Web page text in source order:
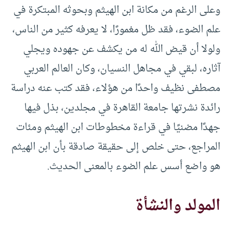
وعلى الرغم من مكانة ابن الهيثم وبحوثه المبتكرة في
علم الضوء، فقد ظل مغمورًا، لا يعرفه كثير من الناس،
ولولا أن قيض الله له من يكشف عن جهوده ويجلي
آثاره، لبقي في مجاهل النسيان، وكان العالم العربي
مصطفى نظيف واحدًا من هؤلاء، فقد كتب عنه دراسة
رائدة نشرتها جامعة القاهرة في مجلدين، بذل فيها
جهدًا مضنيًا في قراءة مخطوطات ابن الهيثم ومئات
المراجع، حتى خلص إلى حقيقة صادقة بأن ابن الهيثم
هو واضع أسس علم الضوء بالمعنى الحديث.
المولد والنشأة